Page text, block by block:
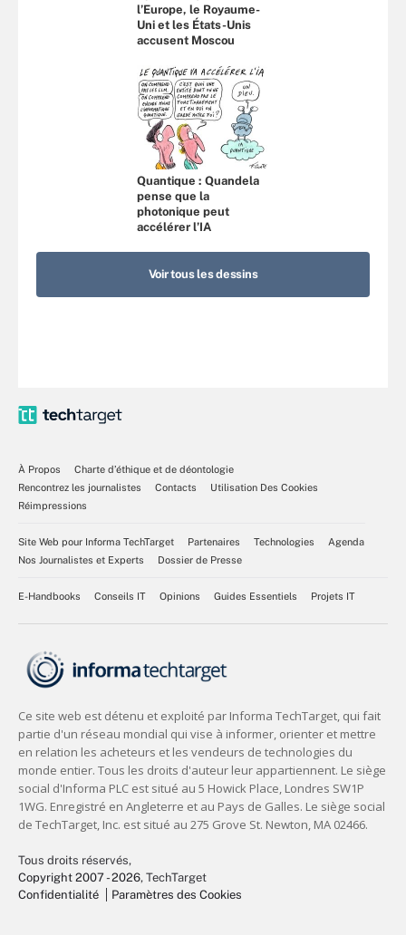
l’Europe, le Royaume-
Uni et les États-Unis
accusent Moscou
Quantique : Quandela
pense que la
photonique peut
accélérer l’IA
Voir tous les dessins
À Propos
Charte d’éthique et de déontologie
Rencontrez les journalistes
Contacts
Utilisation Des Cookies
Réimpressions
Site Web pour Informa TechTarget Partenaires Technologies
Agenda
Nos Journalistes et Experts
Dossier de Presse
E-Handbooks Conseils IT Opinions Guides Essentiels Projets IT
Tous droits réservés,
Copyright 2007 - 2026, TechTarget
Confidentialité
Paramètres des Cookies